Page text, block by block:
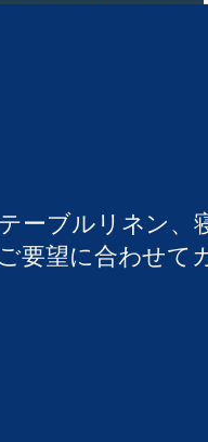
ーブルリネン、
要望に合わせて